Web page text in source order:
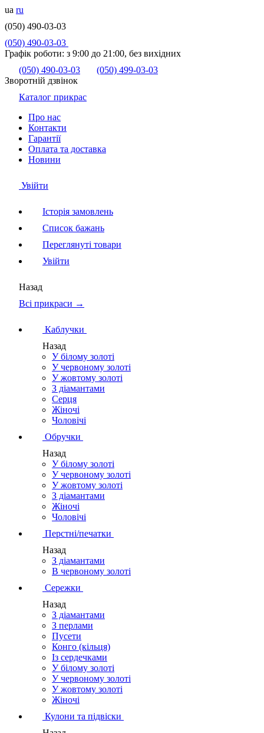
ua ru
(050) 490-03-03
(050) 490-03-03
Графік роботи: з 9:00 до 21:00, без вихідних
(050) 490-03-03
(050) 499-03-03
Зворотній дзвінок
Каталог прикрас
Про нас
Контакти
Гарантії
Оплата та доставка
Новини
Увійти
Історія замовлень
Список бажань
Переглянуті товари
Увійти
Назад
Всі прикраси →
Каблучки
Назад
У білому золоті
У червоному золоті
У жовтому золоті
З діамантами
Серця
Жіночі
Чоловічі
Обручки
Назад
У білому золоті
У червоному золоті
У жовтому золоті
З діамантами
Жіночі
Чоловічі
Перстні/печатки
Назад
З діамантами
В червоному золоті
Сережки
Назад
З діамантами
З перлами
Пусети
Конго (кільця)
Із сердечками
У білому золоті
У червоному золоті
У жовтому золоті
Жіночі
Кулони та підвіски